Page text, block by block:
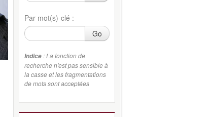
Par mot(s)-clé :
Go
Indice : La fonction de
recherche n'est pas sensible à
la casse et les fragmentations
de mots sont acceptées